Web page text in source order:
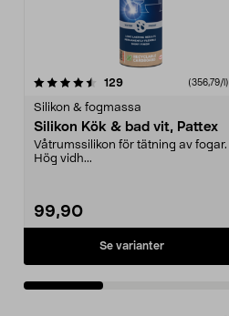
129recensioner (356,79/l)
Silikon & fogmassa
Silikon Kök & bad vit, Pattex
Våtrumssilikon för tätning av fogar.
Hög vidh...
99,90
Se varianter
4.5 av 5 stjärnor